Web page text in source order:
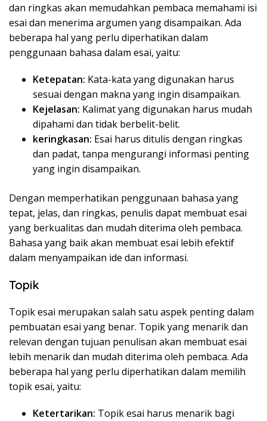
dan ringkas akan memudahkan pembaca memahami isi
esai dan menerima argumen yang disampaikan. Ada
beberapa hal yang perlu diperhatikan dalam
penggunaan bahasa dalam esai, yaitu:
Ketepatan: Kata-kata yang digunakan harus
sesuai dengan makna yang ingin disampaikan.
Kejelasan: Kalimat yang digunakan harus mudah
dipahami dan tidak berbelit-belit.
keringkasan: Esai harus ditulis dengan ringkas
dan padat, tanpa mengurangi informasi penting
yang ingin disampaikan.
Dengan memperhatikan penggunaan bahasa yang
tepat, jelas, dan ringkas, penulis dapat membuat esai
yang berkualitas dan mudah diterima oleh pembaca.
Bahasa yang baik akan membuat esai lebih efektif
dalam menyampaikan ide dan informasi.
Topik
Topik esai merupakan salah satu aspek penting dalam
pembuatan esai yang benar. Topik yang menarik dan
relevan dengan tujuan penulisan akan membuat esai
lebih menarik dan mudah diterima oleh pembaca. Ada
beberapa hal yang perlu diperhatikan dalam memilih
topik esai, yaitu:
Ketertarikan: Topik esai harus menarik bagi